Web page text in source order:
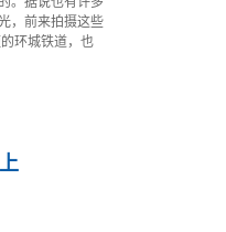
，前来拍摄这些
环城铁道，也